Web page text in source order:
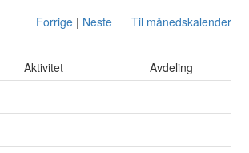
Forrige| Neste Til månedskalender
Aktivitet
Avdeling